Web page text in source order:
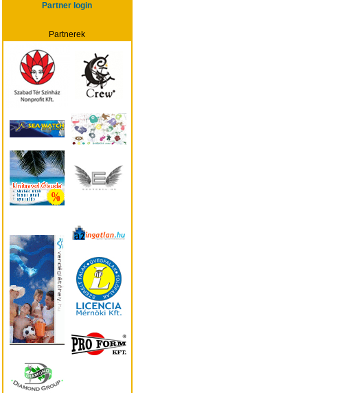
Partner login
Partnerek